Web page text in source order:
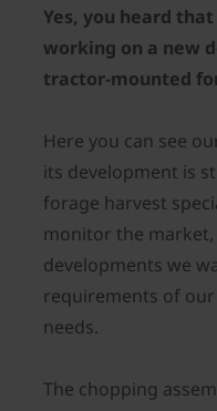
Yes, you heard
working on a new
tractor-mounted
Here you can see
its development is
forage harvest
monitor the
developments we
requirements of
needs.
The chopping